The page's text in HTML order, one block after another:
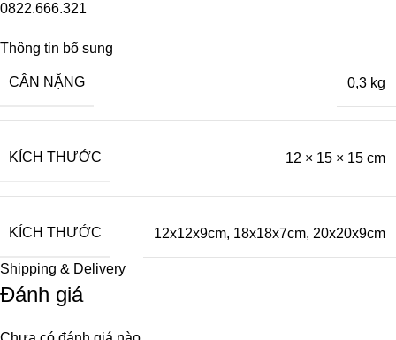
0822.666.321
Thông tin bổ sung
CÂN NẶNG 0,3 kg
KÍCH THƯỚC 12 × 15 × 15 cm
KÍCH THƯỚC 12x12x9cm, 18x18x7cm, 20x20x9cm
Shipping & Delivery
Đánh giá